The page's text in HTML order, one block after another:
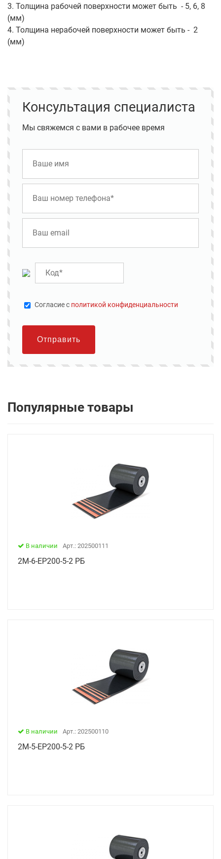
3. Толщина рабочей поверхности может быть - 5, 6, 8
(мм)
4. Толщина нерабочей поверхности может быть - 2
(мм)
Консультация специалиста
Мы свяжемся с вами в рабочее время
Cогласие с политикой конфиденциальности
Отправить
Популярные товары
В наличии Арт.: 202500111
2М-6-ЕР200-5-2 РБ
В наличии Арт.: 202500110
2М-5-ЕР200-5-2 РБ